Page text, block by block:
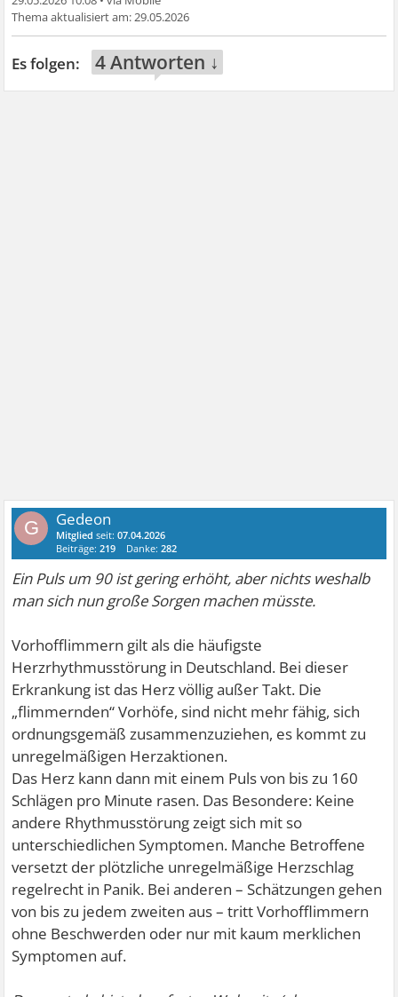
29.05.2026
4 Antworten ↓
G Gedeon
Mitglied seit:07.04.2026
Beiträge:219 Danke:282
Ein Puls um 90 ist gering erhöht, aber nichts weshalb
man sich nun große Sorgen machen müsste.
Vorhofflimmern gilt als die häufigste
Herzrhythmusstörung in Deutschland. Bei dieser
Erkrankung ist das Herz völlig außer Takt. Die
„flimmernden“ Vorhöfe, sind nicht mehr fähig, sich
ordnungsgemäß zusammenzuziehen, es kommt zu
unregelmäßigen Herzaktionen.
Das Herz kann dann mit einem Puls von bis zu 160
Schlägen pro Minute rasen. Das Besondere: Keine
andere Rhythmusstörung zeigt sich mit so
unterschiedlichen Symptomen. Manche Betroffene
versetzt der plötzliche unregelmäßige Herzschlag
regelrecht in Panik. Bei anderen – Schätzungen gehen
von bis zu jedem zweiten aus – tritt Vorhofflimmern
ohne Beschwerden oder nur mit kaum merklichen
Symptomen auf.